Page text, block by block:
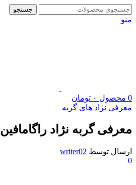
جستجو
منو
0 محصول ۰ تومان
معرفی نژاد های گربه
معرفی گربه نژاد راگامافین
ارسال توسط writer02
0